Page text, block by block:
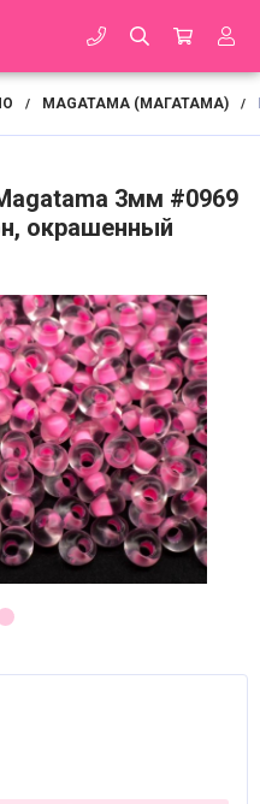
/ MAGATAMA (МАГАТАМА) /
3мм #0969
окрашенный